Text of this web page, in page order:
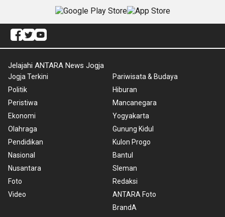
Jelajahi ANTARA News Jogja
Jogja Terkini
Politik
Peristiwa
Ekonomi
Olahraga
Pendidikan
Nasional
Nusantara
Foto
Video
Pariwisata & Budaya
Hiburan
Mancanegara
Yogyakarta
Gunung Kidul
Kulon Progo
Bantul
Sleman
Redaksi
ANTARA Foto
BrandA